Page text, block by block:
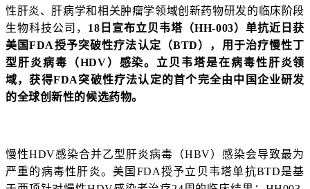
性肝炎、肝病学和相关肿瘤学领域创新药物研发的临床阶段
生物科技公司， 18日 宣布立贝韦塔（HH-003）单抗近日获
美国FDA授予突破性疗法认定（BTD），用于治疗慢性丁
型肝炎病毒（HDV）感染。立贝韦塔是在病毒性肝炎领
域，获得FDA突破性疗法认定的首个完全由中国企业研发
的全球创新性的候选药物。
慢性HDV感染合并乙型肝炎病毒（HBV）感染会导致最为
严重的病毒性肝炎。美国FDA授予立贝韦塔单抗BTD是基